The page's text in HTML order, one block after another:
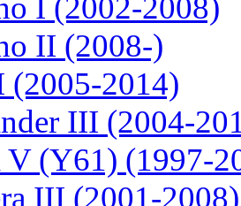
I (2002-2008)
II (2008-)
(2005-2014)
III (2004-
V (Y61) (1997-
III (2001-2008)